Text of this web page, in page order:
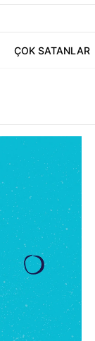
ÇOK SATANLAR